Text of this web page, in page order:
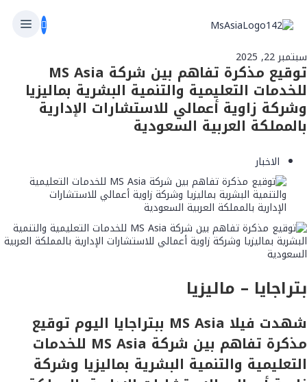
سبتمبر 22, 2025
توقيع مذكرة تفاهم بين شركة MS Asia
للخدمات التعليمية والتنمية البشرية بماليزيا
وشركة زاوية أعمالي للاستشارات الإدارية
بالمملكة العربية السعودية
الاخبار
بتراجايا – ماليزيا
شهدت فيلا MS Asia ببتراجايا اليوم توقيع
مذكرة تفاهم بين شركة MS Asia للخدمات
التعليمية والتنمية البشرية بماليزيا وشركة